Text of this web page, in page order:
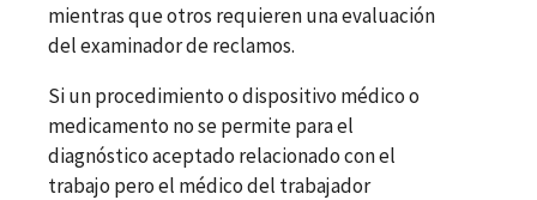
mientras que otros requieren una evaluación
del examinador de reclamos.
Si un procedimiento o dispositivo médico o
medicamento no se permite para el
diagnóstico aceptado relacionado con el
trabajo pero el médico del trabajador